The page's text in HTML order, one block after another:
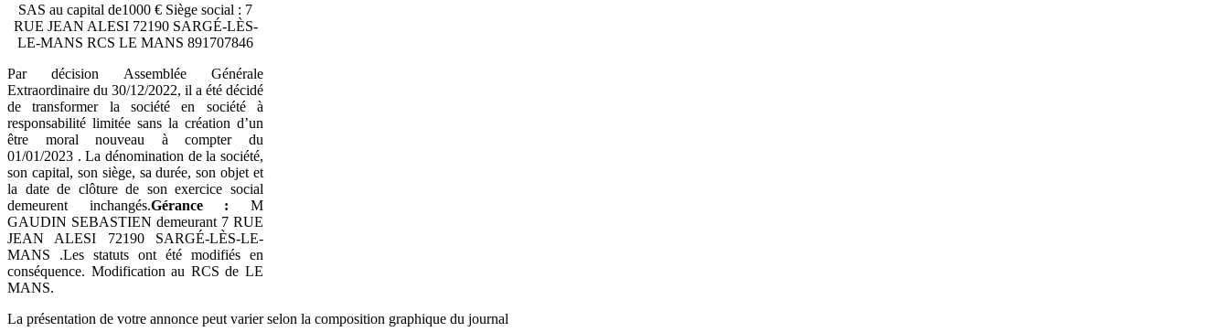
SAS au capital de1000 € Siège social : 7
RUE JEAN ALESI 72190 SARGÉ-LÈS-
LE-MANS RCS LE MANS 891707846
Par décision Assemblée Générale
Extraordinaire du 30/12/2022, il a été décidé
de transformer la société en société à
responsabilité limitée sans la création d’un
être moral nouveau à compter du
01/01/2023 . La dénomination de la société,
son capital, son siège, sa durée, son objet et
la date de clôture de son exercice social
demeurent inchangés.Gérance : M
GAUDIN SEBASTIEN demeurant 7 RUE
JEAN ALESI 72190 SARGÉ-LÈS-LE-
MANS .Les statuts ont été modifiés en
conséquence. Modification au RCS de LE
MANS.
La présentation de votre annonce peut varier selon la composition graphique du journal